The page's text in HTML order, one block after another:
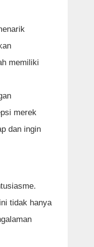
memiliki
merek
dan ingin
tidak hanya